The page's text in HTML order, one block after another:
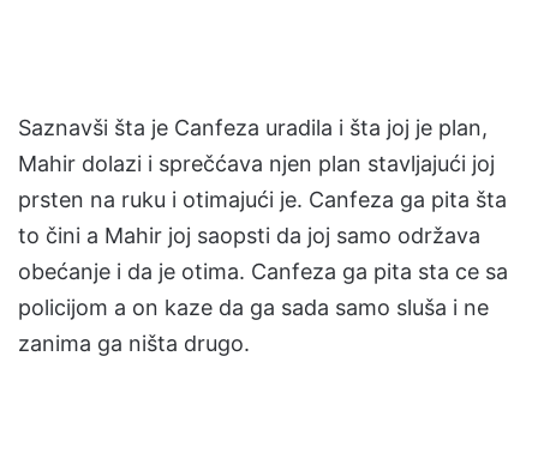
Saznavši šta je Canfeza uradila i šta joj je plan,
Mahir dolazi i sprečćava njen plan stavljajući joj
prsten na ruku i otimajući je. Canfeza ga pita šta
to čini a Mahir joj saopsti da joj samo održava
obećanje i da je otima. Canfeza ga pita sta ce sa
policijom a on kaze da ga sada samo sluša i ne
zanima ga ništa drugo.